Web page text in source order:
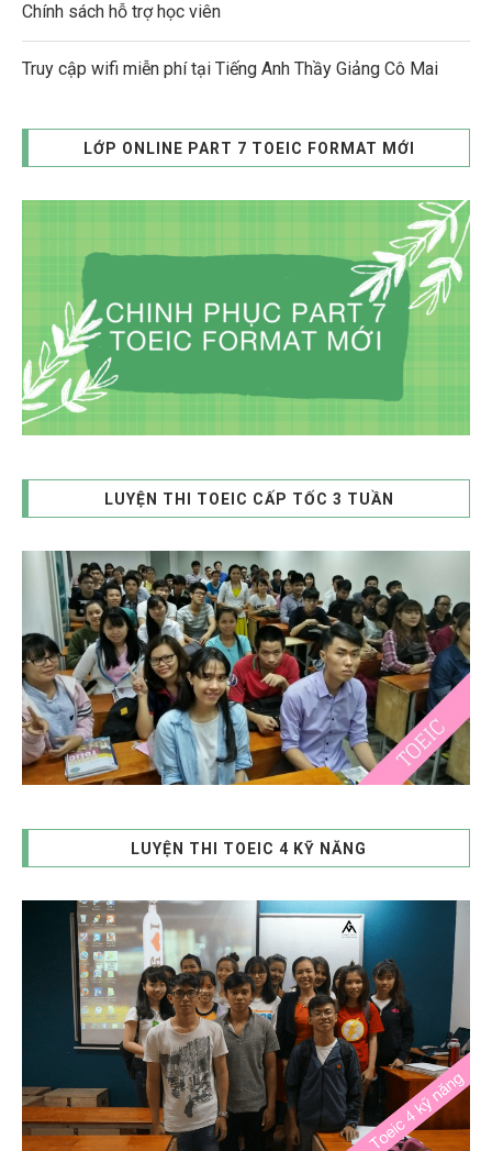
Chính sách hỗ trợ học viên
Truy cập wifi miễn phí tại Tiếng Anh Thầy Giảng Cô Mai
LỚP ONLINE PART 7 TOEIC FORMAT MỚI
LUYỆN THI TOEIC CẤP TỐC 3 TUẦN
LUYỆN THI TOEIC 4 KỸ NĂNG